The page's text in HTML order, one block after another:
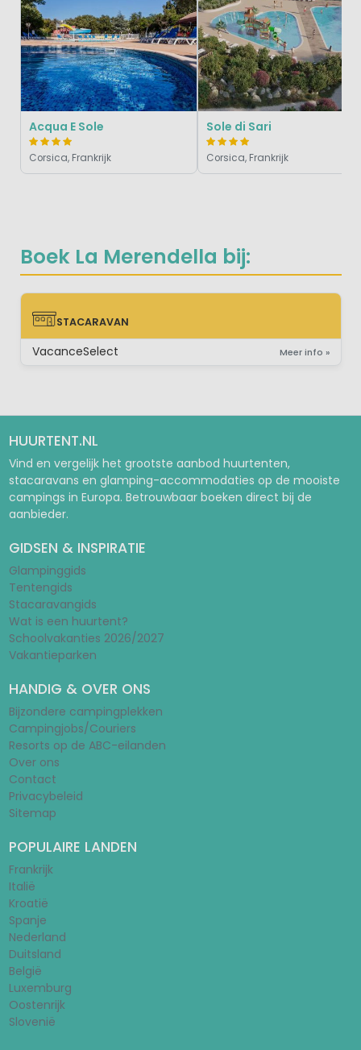
Boek La Merendella bij:
STACARAVAN
STACARAVAN
VacanceSelect Meer info »
Acqua E Sole
Corsica, Frankrijk
Sole di Sari
Corsica, Frankrijk
HUURTENT.NL
Vind en vergelijk het grootste aanbod huurtenten,
stacaravans en glamping-accommodaties op de mooiste
campings in Europa. Betrouwbaar boeken direct bij de
aanbieder.
GIDSEN & INSPIRATIE
Glampinggids
Tentengids
Stacaravangids
Wat is een huurtent?
Schoolvakanties 2026/2027
Vakantieparken
HANDIG & OVER ONS
Bijzondere campingplekken
Campingjobs/Couriers
Resorts op de ABC-eilanden
Over ons
Contact
Privacybeleid
Sitemap
POPULAIRE LANDEN
Frankrijk
Italië
Kroatië
Spanje
Nederland
Duitsland
België
Luxemburg
Oostenrijk
Slovenië